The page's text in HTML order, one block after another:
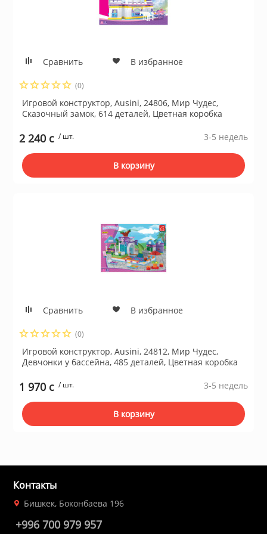
Сравнить В избранное
(0)
Игровой конструктор, Ausini, 24806, Мир Чудес,
Сказочный замок, 614 деталей, Цветная коробка
2 240 c / шт. 3-5 недель
В корзину
Сравнить В избранное
(0)
Игровой конструктор, Ausini, 24812, Мир Чудес,
Девчонки у бассейна, 485 деталей, Цветная коробка
1 970 c / шт. 3-5 недель
В корзину
Контакты
Бишкек, Боконбаева 196
+996 700 979 957